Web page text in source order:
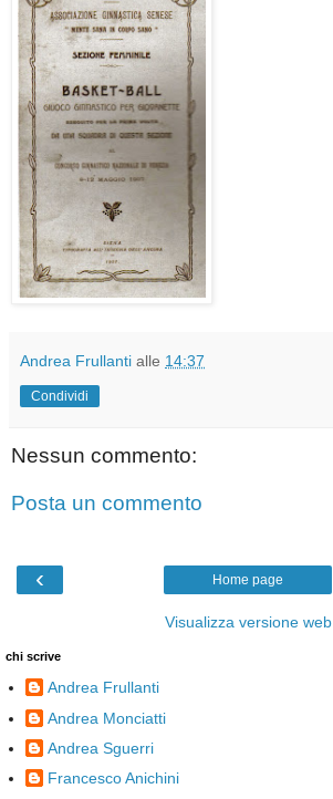
Andrea Frullanti alle 14:37
Condividi
Nessun commento:
Posta un commento
‹ Home page
Visualizza versione web
chi scrive
Andrea Frullanti
Andrea Monciatti
Andrea Sguerri
Francesco Anichini